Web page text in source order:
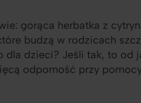
gorąca herbatka z
budzą w rodzicach
dla dzieci? Jeśli tak, to od
odporność przy